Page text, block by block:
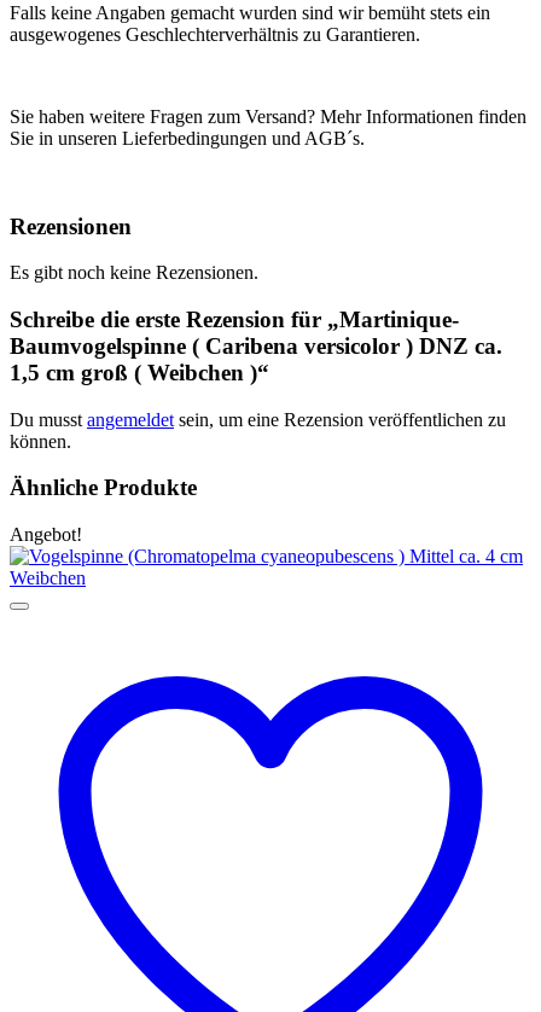
Falls keine Angaben gemacht wurden sind wir bemüht stets ein
ausgewogenes Geschlechterverhältnis zu Garantieren.
Sie haben weitere Fragen zum Versand? Mehr Informationen finden
Sie in unseren Lieferbedingungen und AGB´s.
Rezensionen
Es gibt noch keine Rezensionen.
Schreibe die erste Rezension für „Martinique-
Baumvogelspinne ( Caribena versicolor ) DNZ ca.
1,5 cm groß ( Weibchen )“
Du musst angemeldet sein, um eine Rezension veröffentlichen zu
können.
Ähnliche Produkte
Angebot!